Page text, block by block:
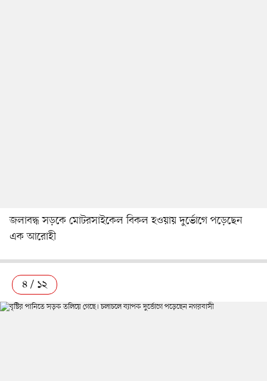
জলাবদ্ধ সড়কে মোটরসাইকেল বিকল হওয়ায় দুর্ভোগে পড়েছেন
এক আরোহী
৪ / ১২